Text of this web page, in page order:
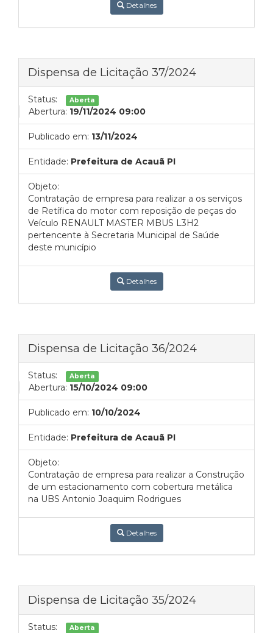
Detalhes
Dispensa de Licitação 37/2024
Status: Aberta
Abertura: 19/11/2024 09:00
Publicado em: 13/11/2024
Entidade: Prefeitura de Acauã PI
Objeto:
Contratação de empresa para realizar a os serviços
de Retífica do motor com reposição de peças do
Veículo RENAULT MASTER MBUS L3H2
pertencente à Secretaria Municipal de Saúde
deste município
Detalhes
Dispensa de Licitação 36/2024
Status: Aberta
Abertura: 15/10/2024 09:00
Publicado em: 10/10/2024
Entidade: Prefeitura de Acauã PI
Objeto:
Contratação de empresa para realizar a Construção
de um estacionamento com cobertura metálica
na UBS Antonio Joaquim Rodrigues
Detalhes
Dispensa de Licitação 35/2024
Status: Aberta